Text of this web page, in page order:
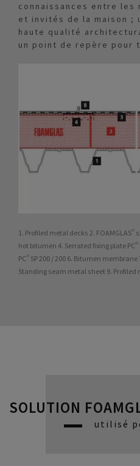
connaissances entre les
et invités de la maison ;
haute qualité
un point de repère pour
1. Profiled metal decks 2.
hot bitumen 4. Serrated fixing plate PC®
PC® SP 200 / 200 6. Bitumen
Standing seam metal sheet 9. Profiled
SOLUTION
utilisé